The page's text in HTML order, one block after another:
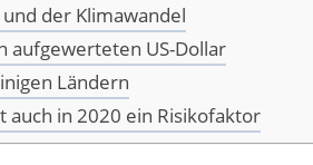
der Klimawandel
aufgewerteten US-Dollar
Ländern
in 2020 ein Risikofaktor